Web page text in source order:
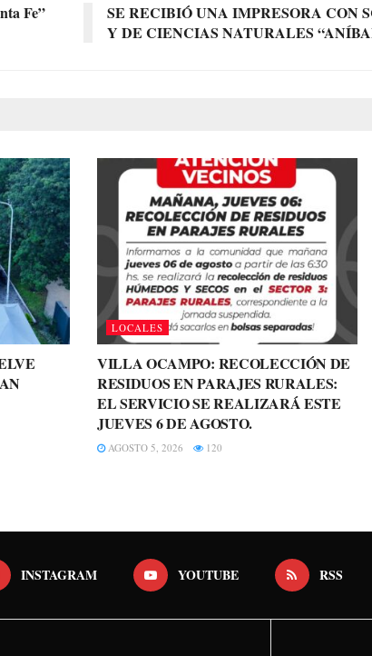
Fe”
SE RECIBIÓ UNA IMPRESORA CON
Y DE CIENCIAS NATURALES
LOCALES
VILLA OCAMPO: RECOLECCIÓN DE
RESIDUOS EN PARAJES RURALES:
EL SERVICIO SE REALIZARÁ ESTE
JUEVES 6 DE AGOSTO.
AGOSTO 5, 2026 120
INSTAGRAM YOUTUBE RSS